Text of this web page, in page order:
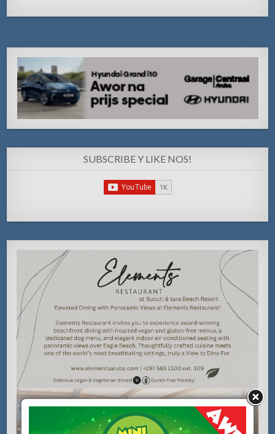
SUBSCRIBE Y LIKE NOS!